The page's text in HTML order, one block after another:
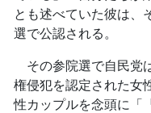
とも述べていた彼は、
選で公認される。
その参院選で自民党
権侵犯を認定された女
性カップルを念頭に「